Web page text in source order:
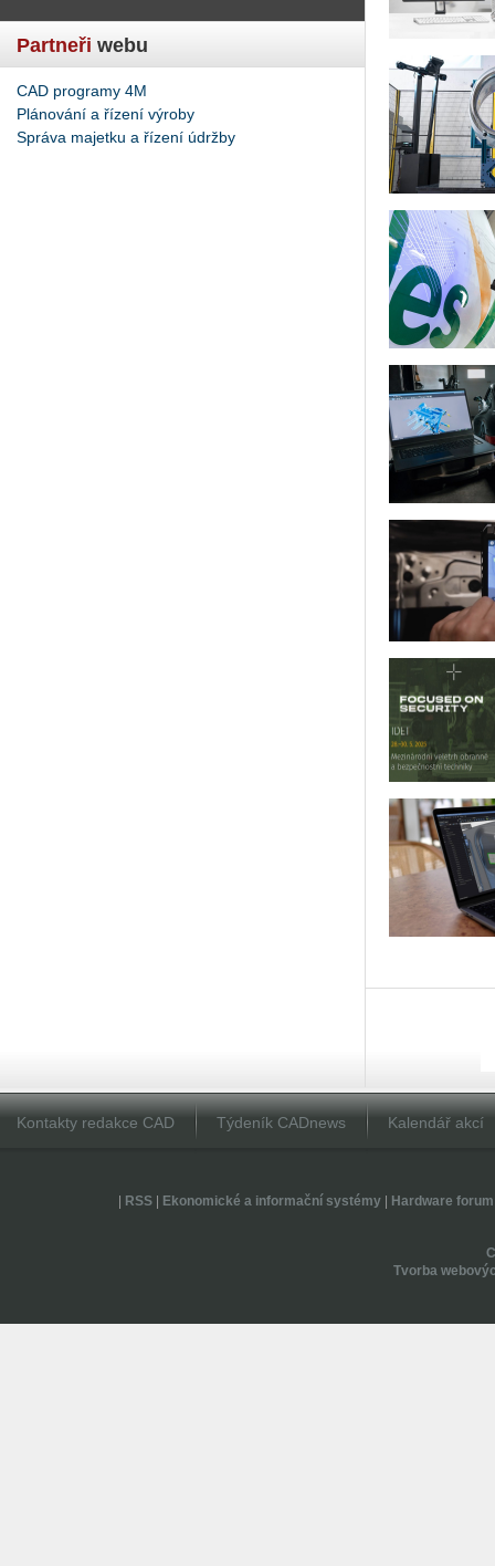
Partneři webu
CAD programy 4M
Plánování a řízení výroby
Správa majetku a řízení údržby
Kontakty redakce CAD Týdeník CADnews Kalendář akcí
RSS| Ekonomické a informační systémy| Hardware forum
Tvorba